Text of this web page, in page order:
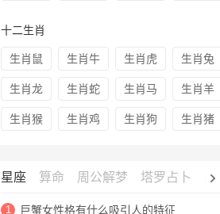
十二生肖
生肖鼠 生肖牛 生肖虎 生肖兔
生肖龙 生肖蛇 生肖马 生肖羊
生肖猴 生肖鸡 生肖狗 生肖猪
星座 算命 周公解梦 塔罗占卜
1 巨蟹女性格有什么吸引人的特征